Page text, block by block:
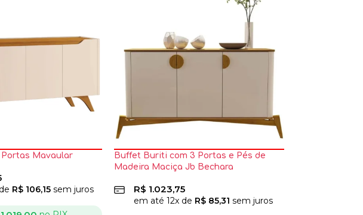
Mavaular
R$ 106,15 sem juros
Buffet Buriti com 3 Portas e Pés de
Madeira Maciça Jb Bechara
R$ 1.023,75
em até 12x de R$85,31 sem juros